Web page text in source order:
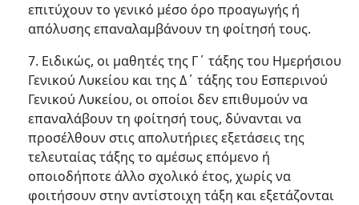
επιτύχουν το γενικό μέσο όρο προαγωγής ή
απόλυσης επαναλαμβάνουν τη φοίτησή τους.
7. Ειδικώς, οι μαθητές της Γ΄ τάξης του Ημερήσιου
Γενικού Λυκείου και της Δ΄ τάξης του Εσπερινού
Γενικού Λυκείου, οι οποίοι δεν επιθυμούν να
επαναλάβουν τη φοίτησή τους, δύνανται να
προσέλθουν στις απολυτήριες εξετάσεις της
τελευταίας τάξης το αμέσως επόμενο ή
οποιοδήποτε άλλο σχολικό έτος, χωρίς να
φοιτήσουν στην αντίστοιχη τάξη και εξετάζονται